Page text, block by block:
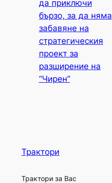
да приключи
бързо, за да няма
забавяне на
стратегическия
проект за
разширение на
“Чирен”
Трактори
Трактори за Вас